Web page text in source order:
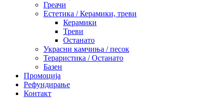
Греачи
Естетика / Керамики, треви
Керамики
Треви
Останато
Украсни камчиња / песок
Тераристика / Останато
Базен
Промоција
Рефундирање
Контакт